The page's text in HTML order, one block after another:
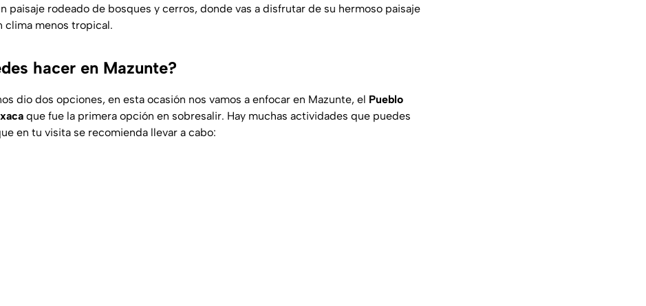
paisaje rodeado de bosques y cerros, donde vas a disfrutar de su hermoso paisaje
clima menos tropical.
hacer en Mazunte?
dio dos opciones, en esta ocasión nos vamos a enfocar en Mazunte, el Pueblo
que fue la primera opción en sobresalir. Hay muchas actividades que puedes
en tu visita se recomienda llevar a cabo: